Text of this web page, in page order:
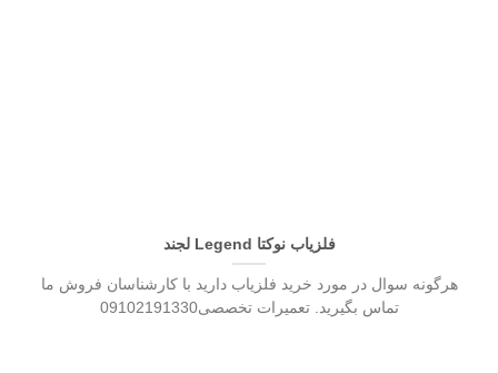
فلزیاب نوکتا Legend لجند
هرگونه سوال در مورد خرید فلزیاب دارید با کارشناسان فروش ما
تماس بگیرید. تعمیرات تخصصی09102191330